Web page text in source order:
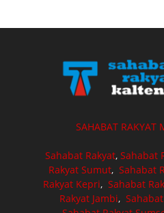
SAHABAT RAKYAT
Sahabat Rakyat, Sahabat
Rakyat Sumut, Sahabat
Rakyat Kepri,Sahabat
Rakyat Jambi,